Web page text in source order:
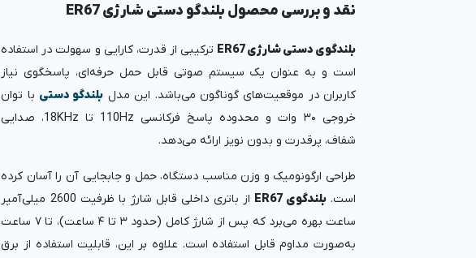
نقد و بررسی محصول بلندگو دستی شارژی ER67
بلندگوی دستی شارژی ER67
ترکیبی از قدرت، کارایی و سهولت در استفاده
است و به عنوان یک سیستم صوتی قابل حمل حرفه‌ای، پاسخگوی نیاز
کاربران در موقعیت‌های گوناگون می‌باشد. این مدل بلندگو دستی با توان
خروجی ۳۰ وات و محدوده پاسخ فرکانسی 110Hz تا 18KHz، صدایی
شفاف، پرقدرت و بدون نویز ارائه می‌دهد.
طراحی ارگونومیک و وزن مناسب دستگاه، حمل و جابجایی آن را آسان کرده
است.بلندگوی ER67
از باتری داخلی قابل شارژ با ظرفیت 2600 میلی‌آمپر
ساعت بهره می‌برد که پس از شارژ کامل (حدود ۳ تا ۴ ساعت)، تا ۷ ساعت
به‌صورت مداوم قابل استفاده است. علاوه بر این، قابلیت استفاده از برق